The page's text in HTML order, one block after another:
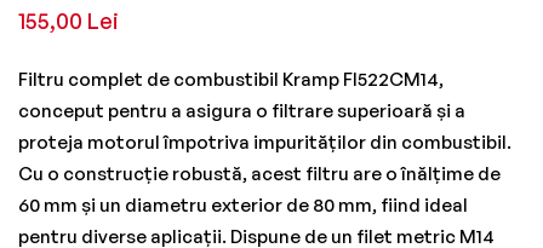
the
gallery
155,00 Lei
Filtru complet de combustibil Kramp FI522CM14,
conceput pentru a asigura o filtrare superioară și a
proteja motorul împotriva impurităților din combustibil.
Cu o construcție robustă, acest filtru are o înălțime de
60 mm și un diametru exterior de 80 mm, fiind ideal
pentru diverse aplicații. Dispune de un filet metric M14